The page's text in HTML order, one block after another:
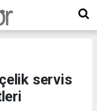
servis